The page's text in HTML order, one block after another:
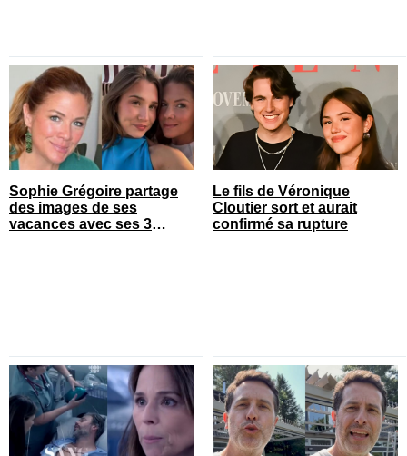
Sophie Grégoire partage
des images de ses
vacances avec ses 3
Le fils de Véronique
Cloutier sort et aurait
confirmé sa rupture